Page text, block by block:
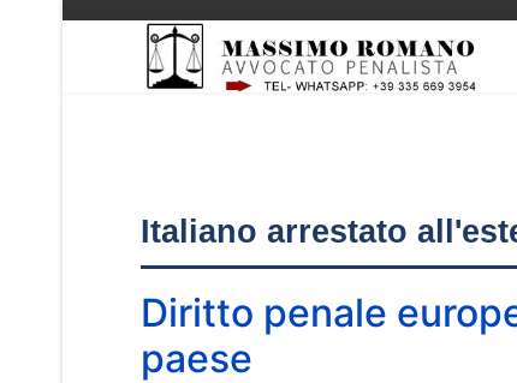
Italiano arrestato
Diritto penale
paese